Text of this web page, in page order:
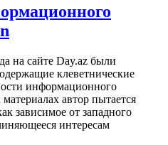
на сайте Day.az были
клеветнические
информационного
автор пытается
зависимое от западного
интересам